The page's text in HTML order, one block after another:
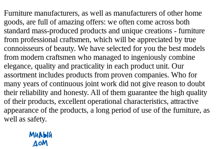
Furniture manufacturers, as well as manufacturers of other home
goods, are full of amazing offers: we often come across both
standard mass-produced products and unique creations - furniture
from professional craftsmen, which will be appreciated by true
connoisseurs of beauty. We have selected for you the best models
from modern craftsmen who managed to ingeniously combine
elegance, quality and practicality in each product unit. Our
assortment includes products from proven companies. Who for
many years of continuous joint work did not give reason to doubt
their reliability and honesty. All of them guarantee the high quality
of their products, excellent operational characteristics, attractive
appearance of the products, a long period of use of the furniture, as
well as safety.